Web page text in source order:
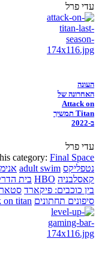
עדי פרל
העונה
האחרונה של
Attack on
Titan תמשיך
ב-2022
עדי פרל
category: Final Space
נטפליקס adult swim
קאסלבניה HBO בית
בין כוכבים: פיקארד
סיפונים תחתונים on titan